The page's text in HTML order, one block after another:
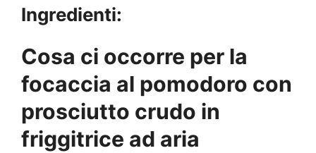
Ingredienti:
Cosa ci occorre per la
focaccia al pomodoro con
prosciutto crudo in
friggitrice ad aria